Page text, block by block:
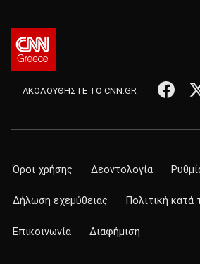
ΑΚΟΛΟΥΘΗΣΤΕ ΤΟ CNN.GR
Όροι χρήσης Δεοντολογία
Δήλωση εχεμύθειας Πολιτική κατά
Επικοινωνία Διαφήμιση